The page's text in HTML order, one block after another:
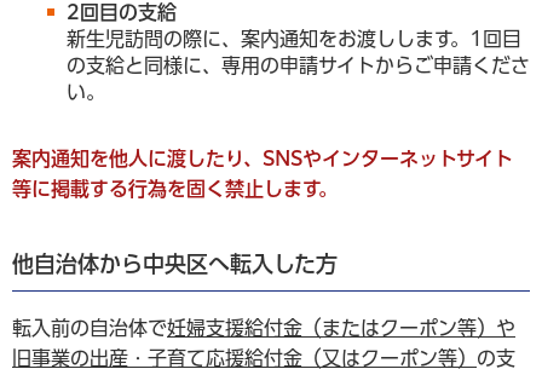
2回目の支給
新生児訪問の際に、案内通知をお渡しします。1回目
の支給と同様に、専用の申請サイトからご申請くださ
い。
案内通知を他人に渡したり、SNSやインターネットサイト
等に掲載する行為を固く禁止します。
他自治体から中央区へ転入した方
転入前の自治体で妊婦支援給付金（またはクーポン等）や
旧事業の出産・子育て応援給付金（又はクーポン等） の支